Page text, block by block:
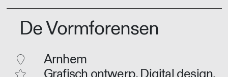
De Vormforensen
Arnhem